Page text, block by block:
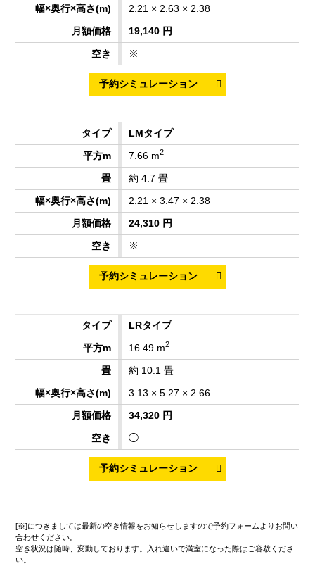
2.21 × 2.63 × 2.38
19,140 円
※
LMタイプ
7.66 m2
約 4.7 畳
2.21 × 3.47 × 2.38
24,310 円
※
LRタイプ
16.49 m2
約 10.1 畳
3.13 × 5.27 × 2.66
34,320 円
◯
[※]につきましては最新の空き情報をお知らせしますので予約フォームよりお問い
合わせください。
空き状況は随時、変動しております。入れ違いで満室になった際はご容赦くださ
い。